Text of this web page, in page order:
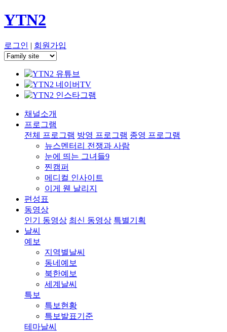
YTN2
로그인 | 회원가입
채널소개
프로그램
전체 프로그램 방영 프로그램 종영 프로그램
뉴스멘터리 전쟁과 사람
눈에 띄는 그녀들9
찐캠퍼
메디컬 인사이트
이게 웬 날리지
편성표
동영상
인기 동영상 최신 동영상 특별기획
날씨
예보
지역별날씨
동네예보
북한예보
세계날씨
특보
특보현황
특보발표기준
테마날씨